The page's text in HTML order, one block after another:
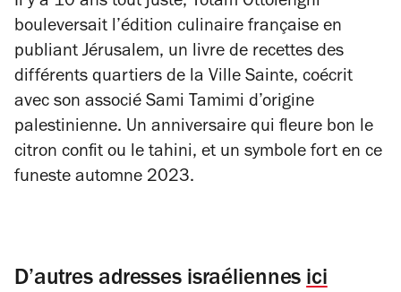
bouleversait l’édition culinaire française en
publiant Jérusalem, un livre de recettes des
différents quartiers de la Ville Sainte, coécrit
avec son associé Sami Tamimi d’origine
palestinienne. Un anniversaire qui fleure bon le
citron confit ou le tahini, et un symbole fort en ce
funeste automne 2023.
D’autres adresses israéliennesici